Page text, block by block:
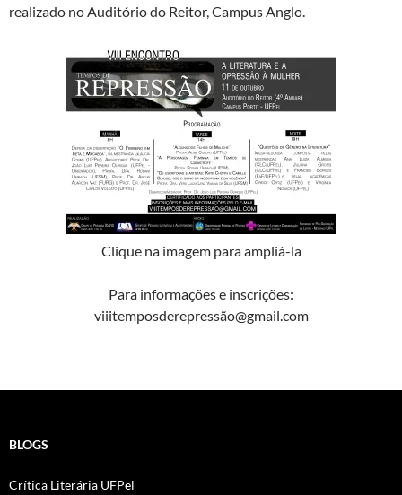
realizado no Auditório do Reitor, Campus Anglo.
Clique na imagem para ampliá-la
Para informações e inscrições:
viiitemposderepressão@gmail.com
BLOGS
Crítica Literária UFPel